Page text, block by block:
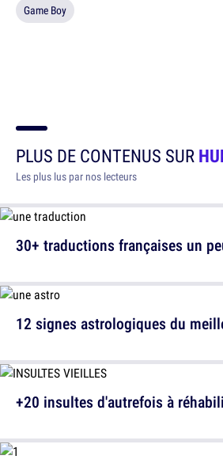
Game Boy
PLUS DE CONTENUS SUR
Les plus lus par nos lecteurs
30+ traductions françaises un
+20 insultes d'autrefois à
12 signes astrologiques du